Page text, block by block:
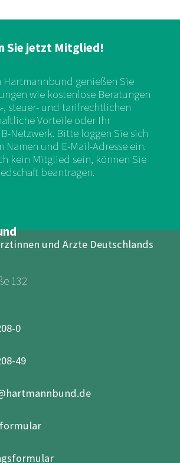
und Ärzte Deutschlands
132
0
49
Sie jetzt Mitglied!
genießen Sie
wie kostenlose Beratungen
, steuer- und tarifrechtlichen
Vorteile oder Ihr
Netzwerk. Bitte loggen Sie sich
Namen und E-Mail-Adresse ein.
kein Mitglied sein, können Sie
beantragen.